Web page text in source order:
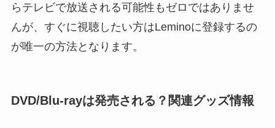
らテレビで放送される可能性もゼロではありませ
んが、すぐに視聴したい方はLeminoに登録するの
が唯一の方法となります。
DVD/Blu-rayは発売される？関連グッズ情報